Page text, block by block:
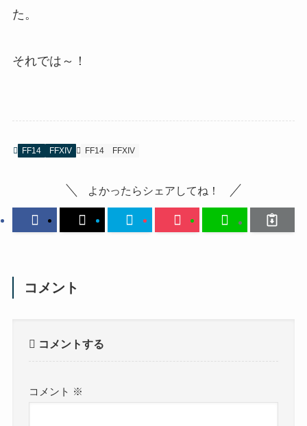
た。
それでは～！
FF14 FFXIV FF14 FFXIV
よかったらシェアしてね！
コメント
コメントする
コメント ※